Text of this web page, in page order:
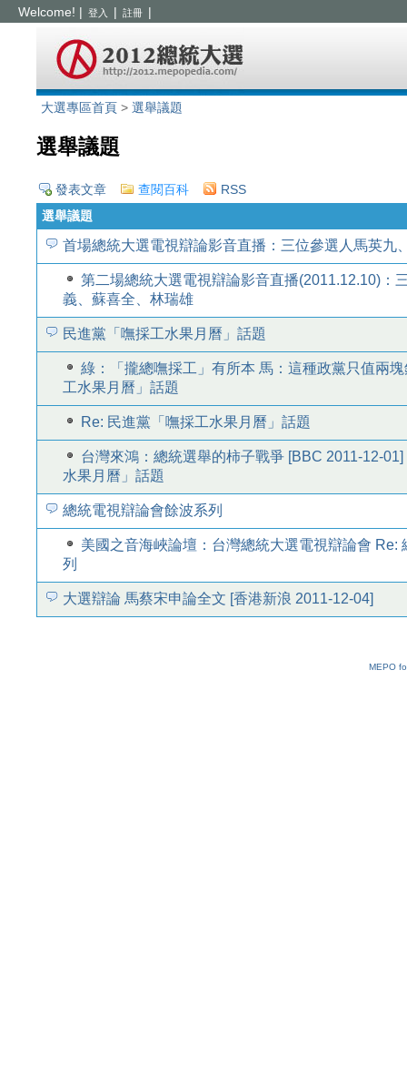
Welcome! | 登入 | 註冊 |
大選專區首頁 > 選舉議題
選舉議題
發表文章 查閱百科
RSS
選舉議題
首場總統大選電視辯論影音直播：三位參選人馬英九
第二場總統大選電視辯論影音直播(2011.12.10)：
義、蘇喜全、林瑞雄
民進黨「嘸採工水果月曆」話題
綠：「攏總嘸採工」有所本 馬：這種政黨只值兩
工水果月曆」話題
Re: 民進黨「嘸採工水果月曆」話題
台灣來鴻：總統選舉的柿子戰爭 [BBC 2011-12-
水果月曆」話題
總統電視辯論會餘波系列
美國之音海峽論壇：台灣總統大選電視辯論會 Re:
列
大選辯論 馬蔡宋申論全文 [香港新浪 2011-12-04]
MEPO